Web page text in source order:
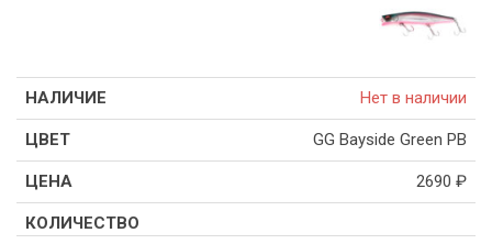
Нет в наличии
GG Bayside Green PB
2690 ₽